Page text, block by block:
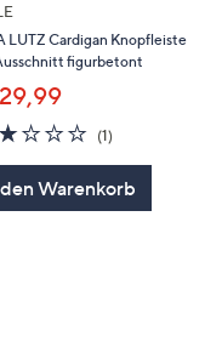
LUTZ Cardigan Knopfleiste
figurbetont
2.0
von
(1)1
Warenkorb